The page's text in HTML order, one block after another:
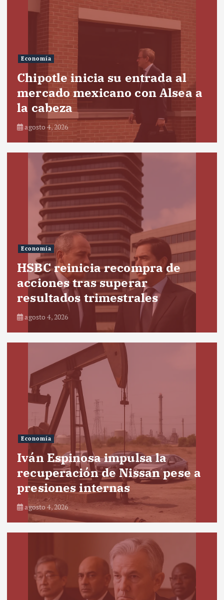
Economía
Chipotle inicia su entrada al
mercado mexicano con Alsea a
la cabeza
agosto 4, 2026
Economía
HSBC reinicia recompra de
acciones tras superar
resultados trimestrales
agosto 4, 2026
Economía
Iván Espinosa impulsa la
recuperación de Nissan pese a
presiones internas
agosto 4, 2026